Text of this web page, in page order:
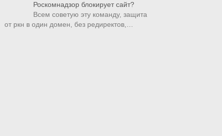
Роскомнадзор блокирует сайт?
Всем советую эту команду, защита
от ркн в один домен, без редиректов,…